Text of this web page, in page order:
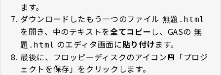
ます。
ダウンロードしたもう一つのファイル 無題.html
を開き、中のテキストを全てコピー し、GASの 無
題.html のエディタ画面に貼り付けます。
最後に、フロッピーディスクのアイコン💾「プロジ
ェクトを保存」をクリックします。